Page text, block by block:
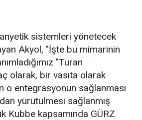
sistemleri yönetecek
Akyol, "İşte bu mimarinin
"Turan
olarak, bir vasıta olarak
o entegrasyonun sağlanması
yürütülmesi sağlanmış
Kubbe kapsamında GÜRZ